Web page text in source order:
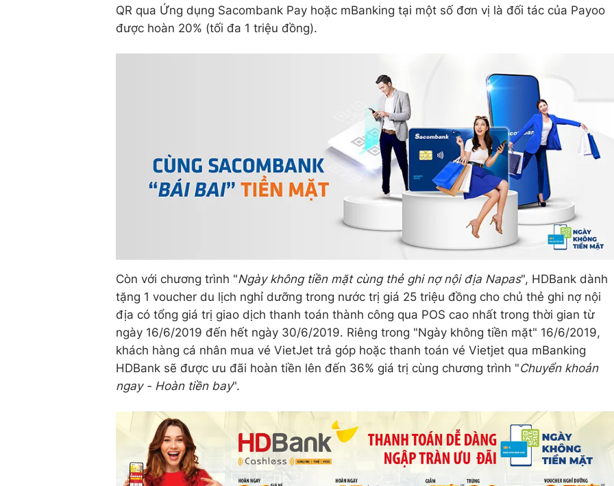
QR qua Ứng dụng Sacombank Pay hoặc mBanking tại một số đơn vị là đối tác của Payoo
được hoàn 20% (tối đa 1 triệu đồng).
Còn với chương trình "Ngày không tiền mặt cùng thẻ ghi nợ nội địa Napas", HDBank dành
tặng 1 voucher du lịch nghỉ dưỡng trong nước trị giá 25 triệu đồng cho chủ thẻ ghi nợ nội
địa có tổng giá trị giao dịch thanh toán thành công qua POS cao nhất trong thời gian từ
ngày 16/6/2019 đến hết ngày 30/6/2019. Riêng trong "Ngày không tiền mặt" 16/6/2019,
khách hàng cá nhân mua vé VietJet trả góp hoặc thanh toán vé Vietjet qua mBanking
HDBank sẽ được ưu đãi hoàn tiền lên đến 36% giá trị cùng chương trình "Chuyển khoản
ngay - Hoàn tiền bay".